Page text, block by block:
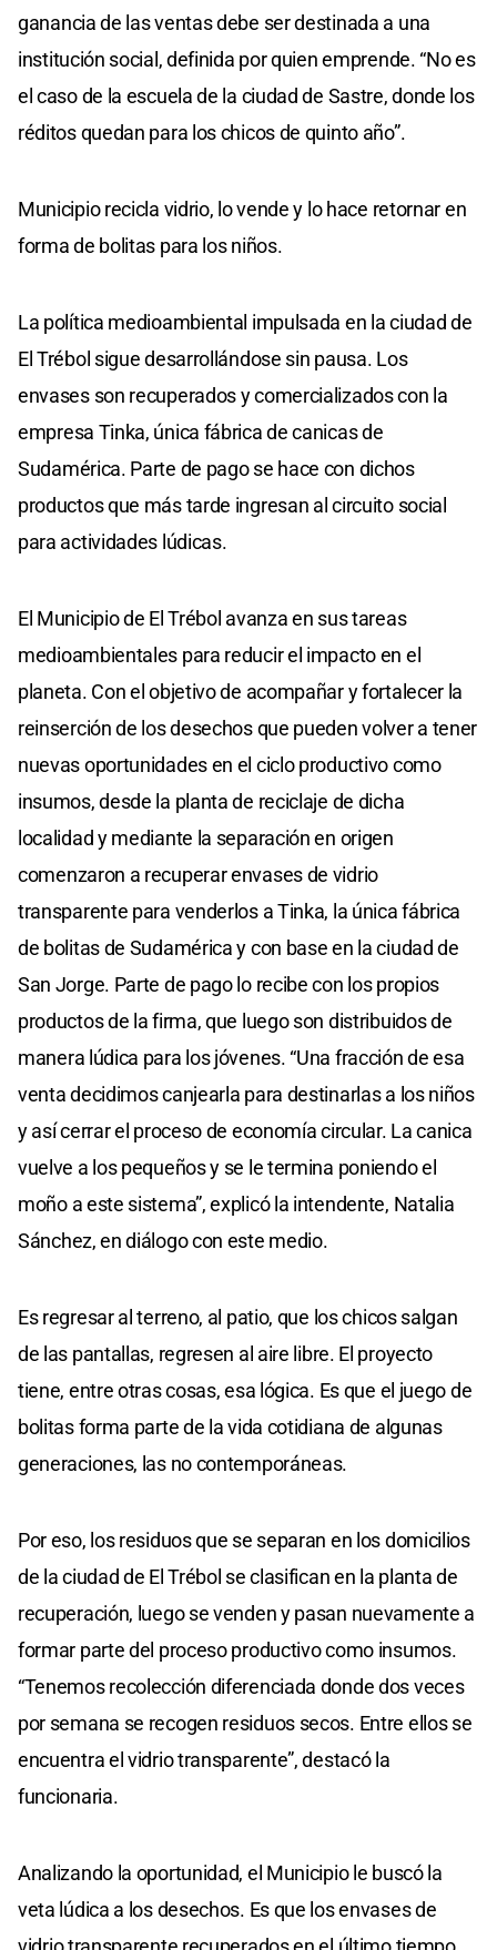
ganancia de las ventas debe ser destinada a una
institución social, definida por quien emprende. “No es
el caso de la escuela de la ciudad de Sastre, donde los
réditos quedan para los chicos de quinto año”.
Municipio recicla vidrio, lo vende y lo hace retornar en
forma de bolitas para los niños.
La política medioambiental impulsada en la ciudad de
El Trébol sigue desarrollándose sin pausa. Los
envases son recuperados y comercializados con la
empresa Tinka, única fábrica de canicas de
Sudamérica. Parte de pago se hace con dichos
productos que más tarde ingresan al circuito social
para actividades lúdicas.
El Municipio de El Trébol avanza en sus tareas
medioambientales para reducir el impacto en el
planeta. Con el objetivo de acompañar y fortalecer la
reinserción de los desechos que pueden volver a tener
nuevas oportunidades en el ciclo productivo como
insumos, desde la planta de reciclaje de dicha
localidad y mediante la separación en origen
comenzaron a recuperar envases de vidrio
transparente para venderlos a Tinka, la única fábrica
de bolitas de Sudamérica y con base en la ciudad de
San Jorge. Parte de pago lo recibe con los propios
productos de la firma, que luego son distribuidos de
manera lúdica para los jóvenes. “Una fracción de esa
venta decidimos canjearla para destinarlas a los niños
y así cerrar el proceso de economía circular. La canica
vuelve a los pequeños y se le termina poniendo el
moño a este sistema”, explicó la intendente, Natalia
Sánchez, en diálogo con este medio.
Es regresar al terreno, al patio, que los chicos salgan
de las pantallas, regresen al aire libre. El proyecto
tiene, entre otras cosas, esa lógica. Es que el juego de
bolitas forma parte de la vida cotidiana de algunas
generaciones, las no contemporáneas.
Por eso, los residuos que se separan en los domicilios
de la ciudad de El Trébol se clasifican en la planta de
recuperación, luego se venden y pasan nuevamente a
formar parte del proceso productivo como insumos.
“Tenemos recolección diferenciada donde dos veces
por semana se recogen residuos secos. Entre ellos se
encuentra el vidrio transparente”, destacó la
funcionaria.
Analizando la oportunidad, el Municipio le buscó la
veta lúdica a los desechos. Es que los envases de